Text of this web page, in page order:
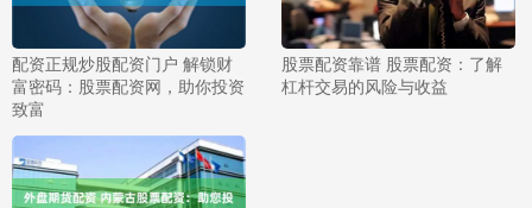
配资正规炒股配资门户 解锁财
富密码：股票配资网，助你投资
致富
股票配资靠谱 股票配资：了解
杠杆交易的风险与收益